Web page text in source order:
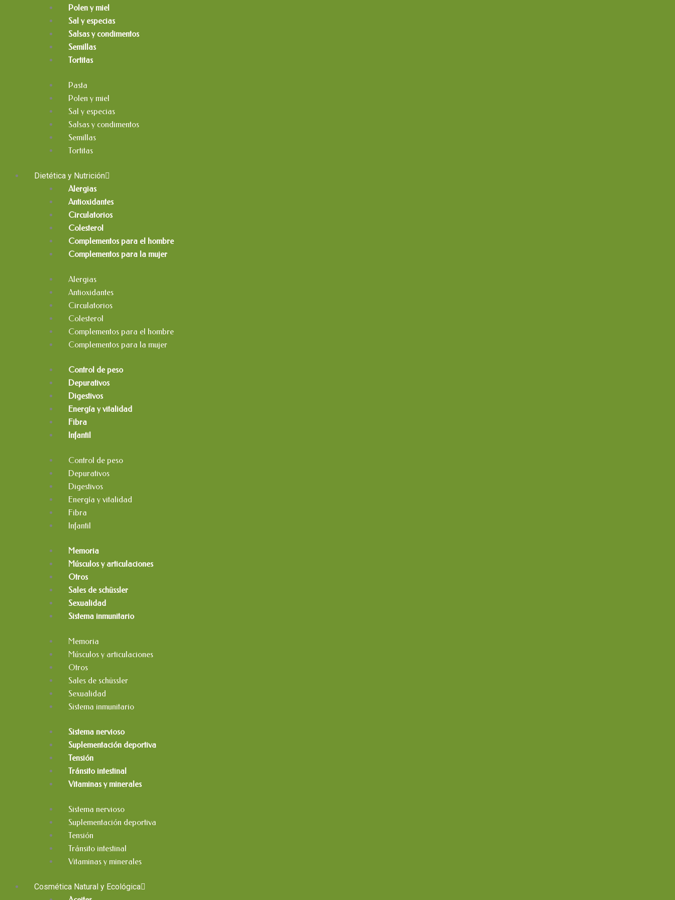
Polen y miel
Sal y especias
Salsas y condimentos
Semillas
Tortitas
Pasta
Polen y miel
Sal y especias
Salsas y condimentos
Semillas
Tortitas
Dietética y Nutrición
Alergias
Antioxidantes
Circulatorios
Colesterol
Complementos para el hombre
Complementos para la mujer
Alergias
Antioxidantes
Circulatorios
Colesterol
Complementos para el hombre
Complementos para la mujer
Control de peso
Depurativos
Digestivos
Energía y vitalidad
Fibra
Infantil
Control de peso
Depurativos
Digestivos
Energía y vitalidad
Fibra
Infantil
Memoria
Músculos y articulaciones
Otros
Sales de schüssler
Sexualidad
Sistema inmunitario
Memoria
Músculos y articulaciones
Otros
Sales de schüssler
Sexualidad
Sistema inmunitario
Sistema nervioso
Suplementación deportiva
Tensión
Tránsito intestinal
Vitaminas y minerales
Sistema nervioso
Suplementación deportiva
Tensión
Tránsito intestinal
Vitaminas y minerales
Cosmética Natural y Ecológica